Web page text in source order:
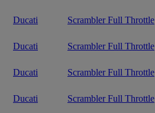
Ducati Scrambler Full Throttle
Ducati Scrambler Full Throttle
Ducati Scrambler Full Throttle
Ducati Scrambler Full Throttle